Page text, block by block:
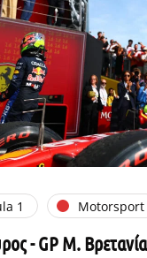
1 Motorsport
- GP Μ.